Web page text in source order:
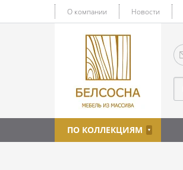
О компании Новости
ПО КОЛЛЕКЦИЯМ